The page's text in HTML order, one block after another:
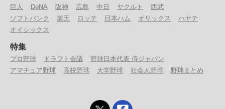
巨人 DeNA 阪神 広島 中日 ヤクルト
西武
ソフトバンク
楽天 ロッテ 日本ハム オリックス
ハヤテ
オイシックス
特集
プロ野球 ドラフト会議
野球日本代表 侍ジャパン
アマチュア野球
高校野球 大学野球 社会人野球 野球まとめ